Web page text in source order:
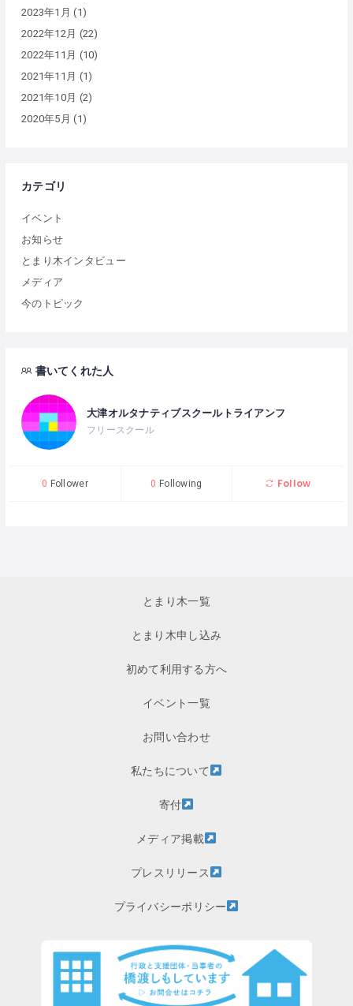
2023年1月 (1)
2022年12月 (22)
2022年11月 (10)
2021年11月 (1)
2021年10月 (2)
2020年5月 (1)
カテゴリ
イベント
お知らせ
とまり木インタビュー
メディア
今のトピック
書いてくれた人
大津オルタナティブスクールトライアンフ
フリースクール
0 Follower 0 Following Follow
とまり木一覧
とまり木申し込み
初めて利用する方へ
イベント一覧
お問い合わせ
私たちについて
寄付
メディア掲載
プレスリリース
プライバシーポリシー